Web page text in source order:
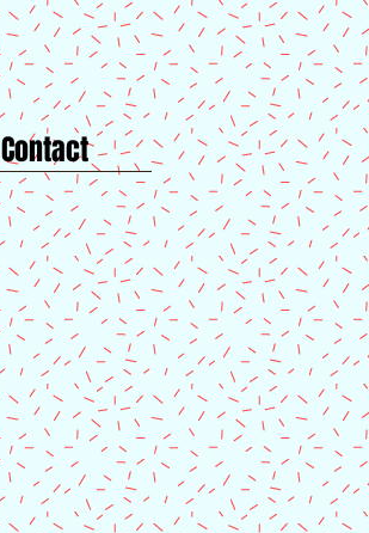
Contact